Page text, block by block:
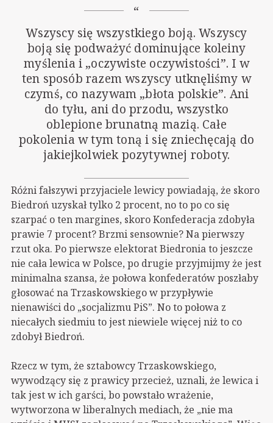
Wszyscy się wszystkiego boją. Wszyscy
boją się podważyć dominujące koleiny
myślenia i „oczywiste oczywistości”. I w
ten sposób razem wszyscy utknęliśmy w
czymś, co nazywam „błota polskie”. Ani
do tyłu, ani do przodu, wszystko
oblepione brunatną mazią. Całe
pokolenia w tym toną i się zniechęcają do
jakiejkolwiek pozytywnej roboty.
Różni fałszywi przyjaciele lewicy powiadają, że skoro
Biedroń uzyskał tylko 2 procent, no to po co się
szarpać o ten margines, skoro Konfederacja zdobyła
prawie 7 procent? Brzmi sensownie? Na pierwszy
rzut oka. Po pierwsze elektorat Biedronia to jeszcze
nie cała lewica w Polsce, po drugie przyjmijmy że jest
minimalna szansa, że połowa konfederatów poszłaby
głosować na Trzaskowskiego w przypływie
nienawiści do „socjalizmu PiS”. No to połowa z
niecałych siedmiu to jest niewiele więcej niż to co
zdobył Biedroń.
Rzecz w tym, że sztabowcy Trzaskowskiego,
wywodzący się z prawicy przecież, uznali, że lewica i
tak jest w ich garści, bo powstało wrażenie,
wytworzona w liberalnych mediach, że „nie ma